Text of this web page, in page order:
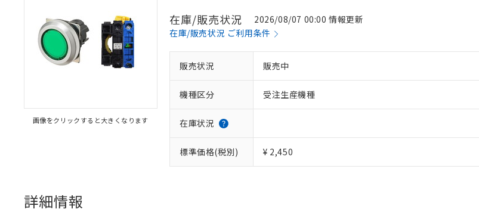
画像をクリックすると大きくなります
在庫/販売状況
2026/08/07 00:00 情報更新
在庫/販売状況 ご利用条件
販売状況 販売中
機種区分 受注生産機種
在庫状況
標準価格(税別) ¥ 2,450
詳細情報